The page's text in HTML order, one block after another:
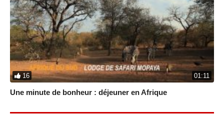
16 01:11
Une minute de bonheur : déjeuner en Afrique